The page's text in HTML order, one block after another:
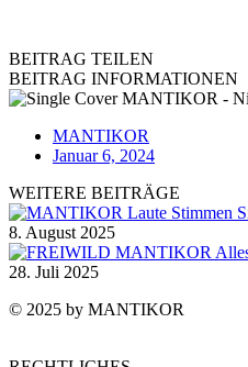
BEITRAG TEILEN
BEITRAG INFORMATIONEN
MANTIKOR
Januar 6, 2024
WEITERE BEITRÄGE
8. August 2025
28. Juli 2025
© 2025 by MANTIKOR